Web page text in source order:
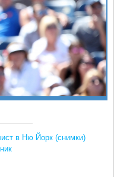
в Ню Йорк (снимки)